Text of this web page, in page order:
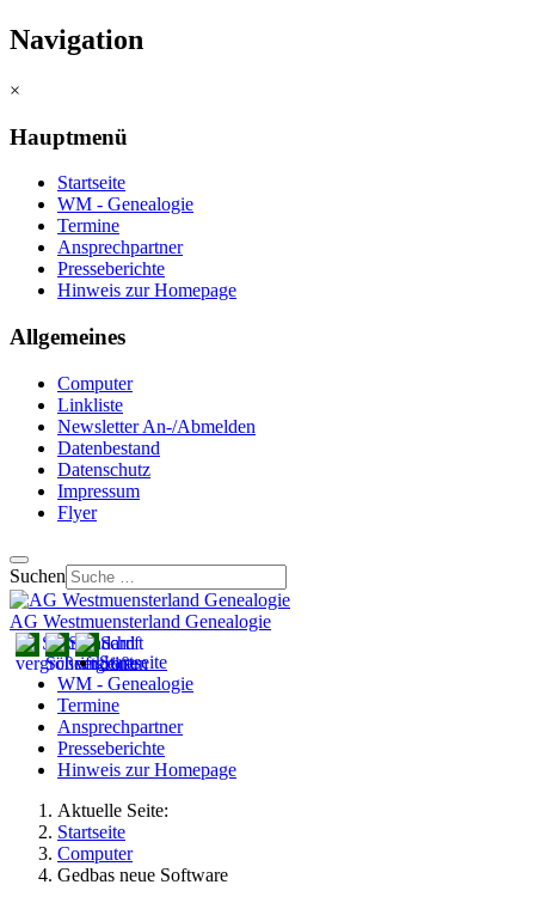
Navigation
×
Hauptmenü
Startseite
WM - Genealogie
Termine
Ansprechpartner
Presseberichte
Hinweis zur Homepage
Allgemeines
Computer
Linkliste
Newsletter An-/Abmelden
Datenbestand
Datenschutz
Impressum
Flyer
Suchen
AG Westmuensterland Genealogie
Startseite
WM - Genealogie
Termine
Ansprechpartner
Presseberichte
Hinweis zur Homepage
Aktuelle Seite:
Startseite
Computer
Gedbas neue Software